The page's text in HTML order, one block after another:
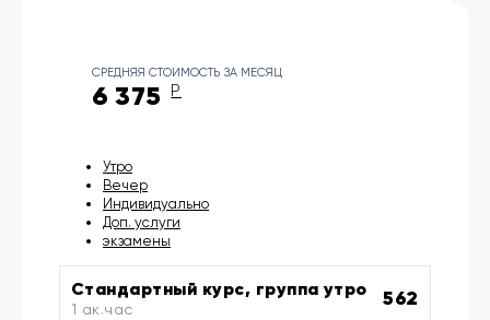
СРЕДНЯЯ СТОИМОСТЬ ЗА МЕСЯЦ
6 375 Р
Утро
Вечер
Индивидуально
Доп. услуги
экзамены
Стандартный курс, группа утро
1 ак.час 562